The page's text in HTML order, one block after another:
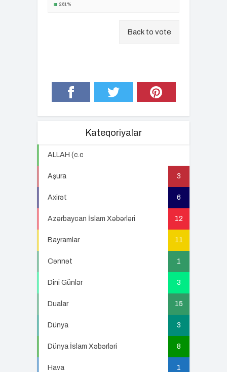
2.81%
Back to vote
Kateqoriyalar
ALLAH (c.c
Aşura 3
Axirət 6
Azərbaycan İslam Xəbərləri 12
Bayramlar 11
Cənnət 1
Dini Günlər 3
Dualar 15
Dünya 3
Dünya İslam Xəbərləri 8
Hava 1